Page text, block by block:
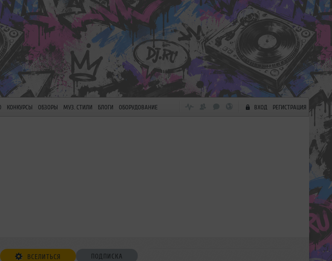
КОНКУРСЫ ОБЗОРЫ МУЗ. СТИЛИ БЛОГИ ОБОРУДОВАНИЕ ВХОД РЕГИСТРАЦИЯ
ПОДПИСКА
ВСЕЛИТЬСЯ